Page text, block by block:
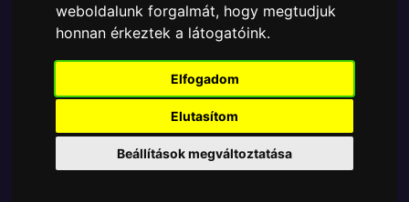
weboldalunk forgalmát, hogy megtudjuk
honnan érkeztek a látogatóink.
Elfogadom
Elutasítom
Beállítások megváltoztatása
TOVÁBB A VÁSÁRLÁSRA
Tetszik? Osszd meg másokkal!